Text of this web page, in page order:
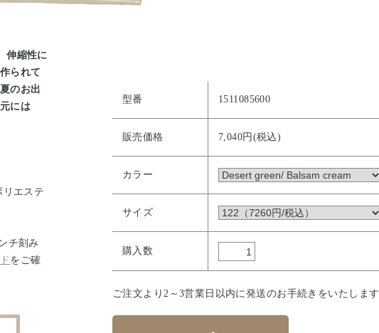
伸縮性に
られて
のお出
には
リエステ
チ刻み
をご確
型番 1511085600
販売価格 7,040円(税込)
カラー
サイズ
購入数
ご注文より2～3営業日以内に発送のお手続きをいたします